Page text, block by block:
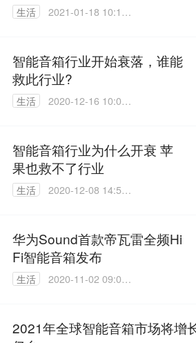
生活
2021-01-18 10:14:
智能音箱行业开始衰落，谁能
救此行业?
生活
2020-12-16 10:00:
智能音箱行业为什么开衰 苹
果也救不了行业
生活
2020-12-08 14:51:
华为Sound首款帝瓦雷全频Hi
Fi智能音箱发布
生活
2020-11-02 09:02:
2021年全球智能音箱市场将增